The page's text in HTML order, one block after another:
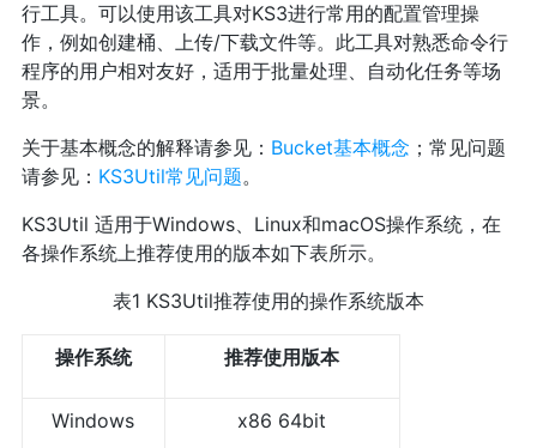
行工具。可以使用该工具对KS3进行常用的配置管理操
作，例如创建桶、上传/下载文件等。此工具对熟悉命令行
程序的用户相对友好，适用于批量处理、自动化任务等场
景。
关于基本概念的解释请参见： Bucket基本概念 ；常见问题
请参见： KS3Util常见问题。
KS3Util 适用于Windows、Linux和macOS操作系统，在
各操作系统上推荐使用的版本如下表所示。
表1 KS3Util推荐使用的操作系统版本
操作系统 推荐使用版本
Windows x86 64bit